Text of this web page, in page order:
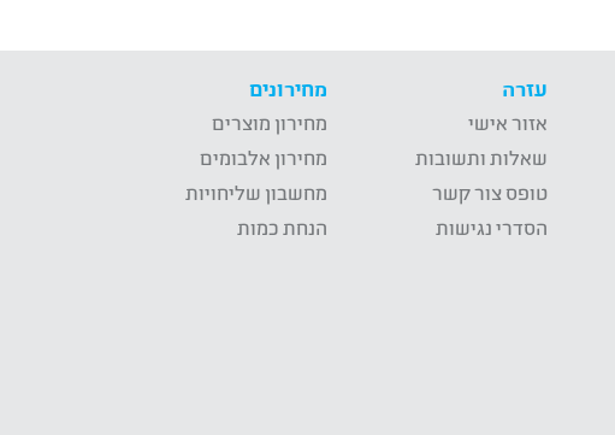
עזרה
אזור אישי
שאלות ותשובות
טופס צור קשר
הסדרי נגישות
מחירונים
מחירון מוצרים
מחירון אלבומים
מחשבון שליחויות
הנחת כמות